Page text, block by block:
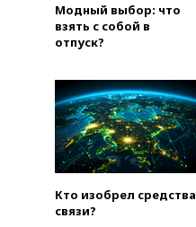
Модный выбор: что
взять с собой в
отпуск?
Кто изобрел средства
связи?